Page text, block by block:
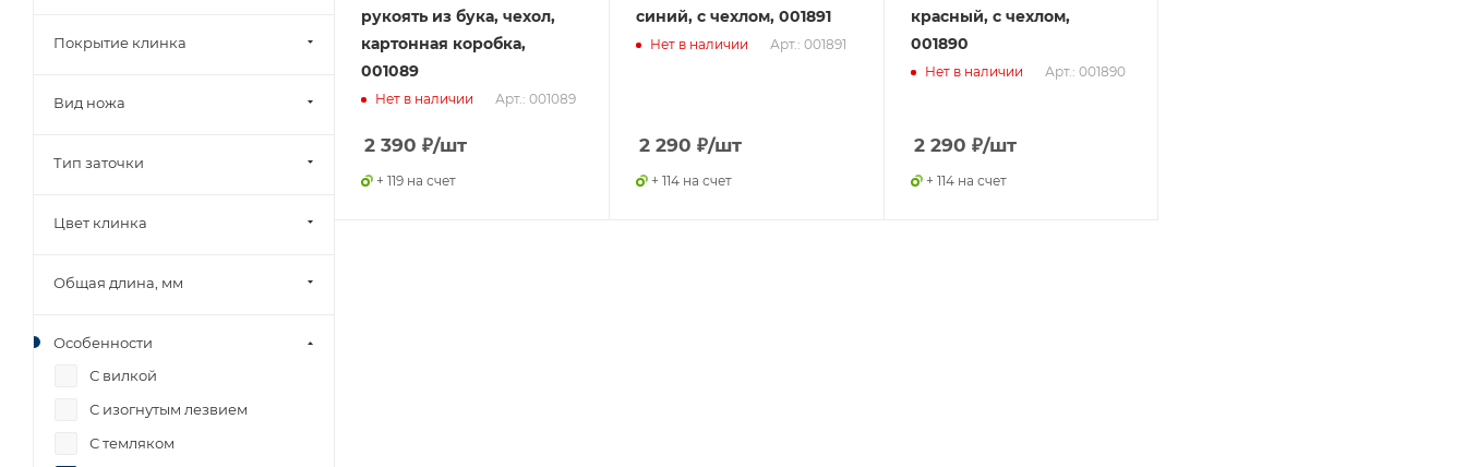
рукоять из бука, чехол,
картонная коробка,
001089
Нет в наличии Арт.: 001089
2 390 ₽/шт
+ 119 на счет
синий, с чехлом, 001891
Нет в наличии Арт.: 001891
2 290 ₽/шт
+ 114 на счет
красный, с чехлом,
001890
Нет в наличии Арт.: 001890
2 290 ₽/шт
+ 114 на счет
Покрытие клинка
Вид ножа
Тип заточки
Цвет клинка
Общая длина, мм
Особенности
С вилкой
С изогнутым лезвием
С темляком